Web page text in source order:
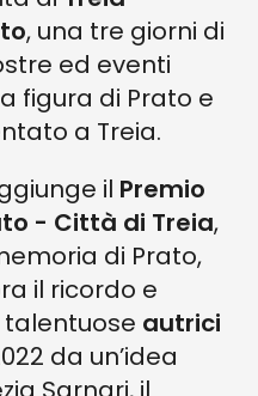
, una tre giorni di
ed eventi
figura di Prato e
a Treia.
il Premio
- Città di Treia,
di Prato,
il ricordo e
autrici
da un’idea